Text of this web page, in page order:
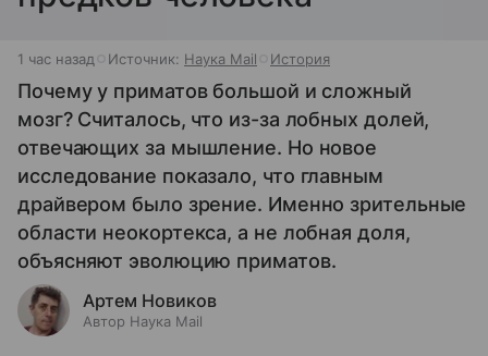
1 час назад Источник: Наука Mail История
Почему у приматов большой и сложный
мозг? Считалось, что из-за лобных долей,
отвечающих за мышление. Но новое
исследование показало, что главным
драйвером было зрение. Именно зрительные
области неокортекса, а не лобная доля,
объясняют эволюцию приматов.
Артем Новиков
Автор Наука Mail